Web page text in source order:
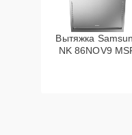
Вытяжка
NK 86NOV9